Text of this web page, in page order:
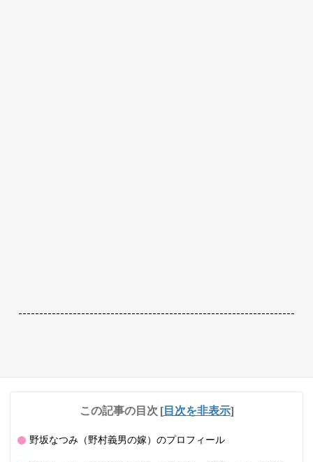
------------------------------------------------------------------
この記事の目次 [目次を非表示]
野坂なつみ（野村義男の嫁）のプロフィール